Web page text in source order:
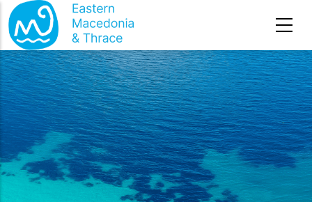
Премини към основното съдържание